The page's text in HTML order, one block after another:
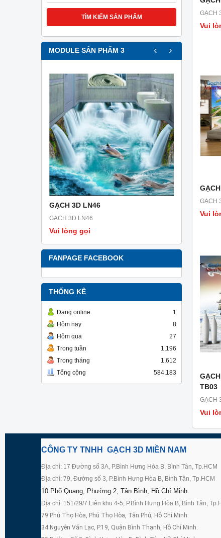
TÌM KIẾM SẢN PHẨM
MODULE SẢN PHẨM 3
GẠCH 3D LN46
GẠCH 3D LN46
Vui lòng gọi
GẠCH
GẠCH 3D
‹ ›
FANPAGE FACEBOOK
THỐNG KÊ
Đang online
1
Hôm nay
8
Hôm qua
27
Trong tuần
1,196
Trong tháng
1,612
Tổng cộng
584,183
GẠCH
Vui
GẠCH
Vui
TB03
GẠCH
Vui
CÔNG TY TNHH GẠCH 3D MIỀN NAM
Địa chỉ: 17 Đường số 3A, P.Bình Hưng Hòa B, Bình Tân, Tp.HCM
Địa chỉ: 79, Đường số 3, P.Bình Hưng Hòa B, Bình Tân, Tp.HCM
10 Phổ Quang, Phường 2, Tân Bình, Hồ Chí Minh
Địa chỉ: 151/29/7 Liên khu 4-5, P.Bình Hưng Hòa B, Bình Tân,
79 Phú Thọ Hòa, Phú Thọ Hòa, Tân Phú, Hồ Chí Minh.
34 Nguyễn Văn Lạc, P.19, Quận Bình Thạnh, Hồ Chí Minh.